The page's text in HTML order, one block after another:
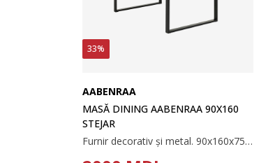
33%
AABENRAA
MASĂ DINING AABENRAA 90X160
STEJAR
Furnir decorativ și metal. 90x160x75 cm